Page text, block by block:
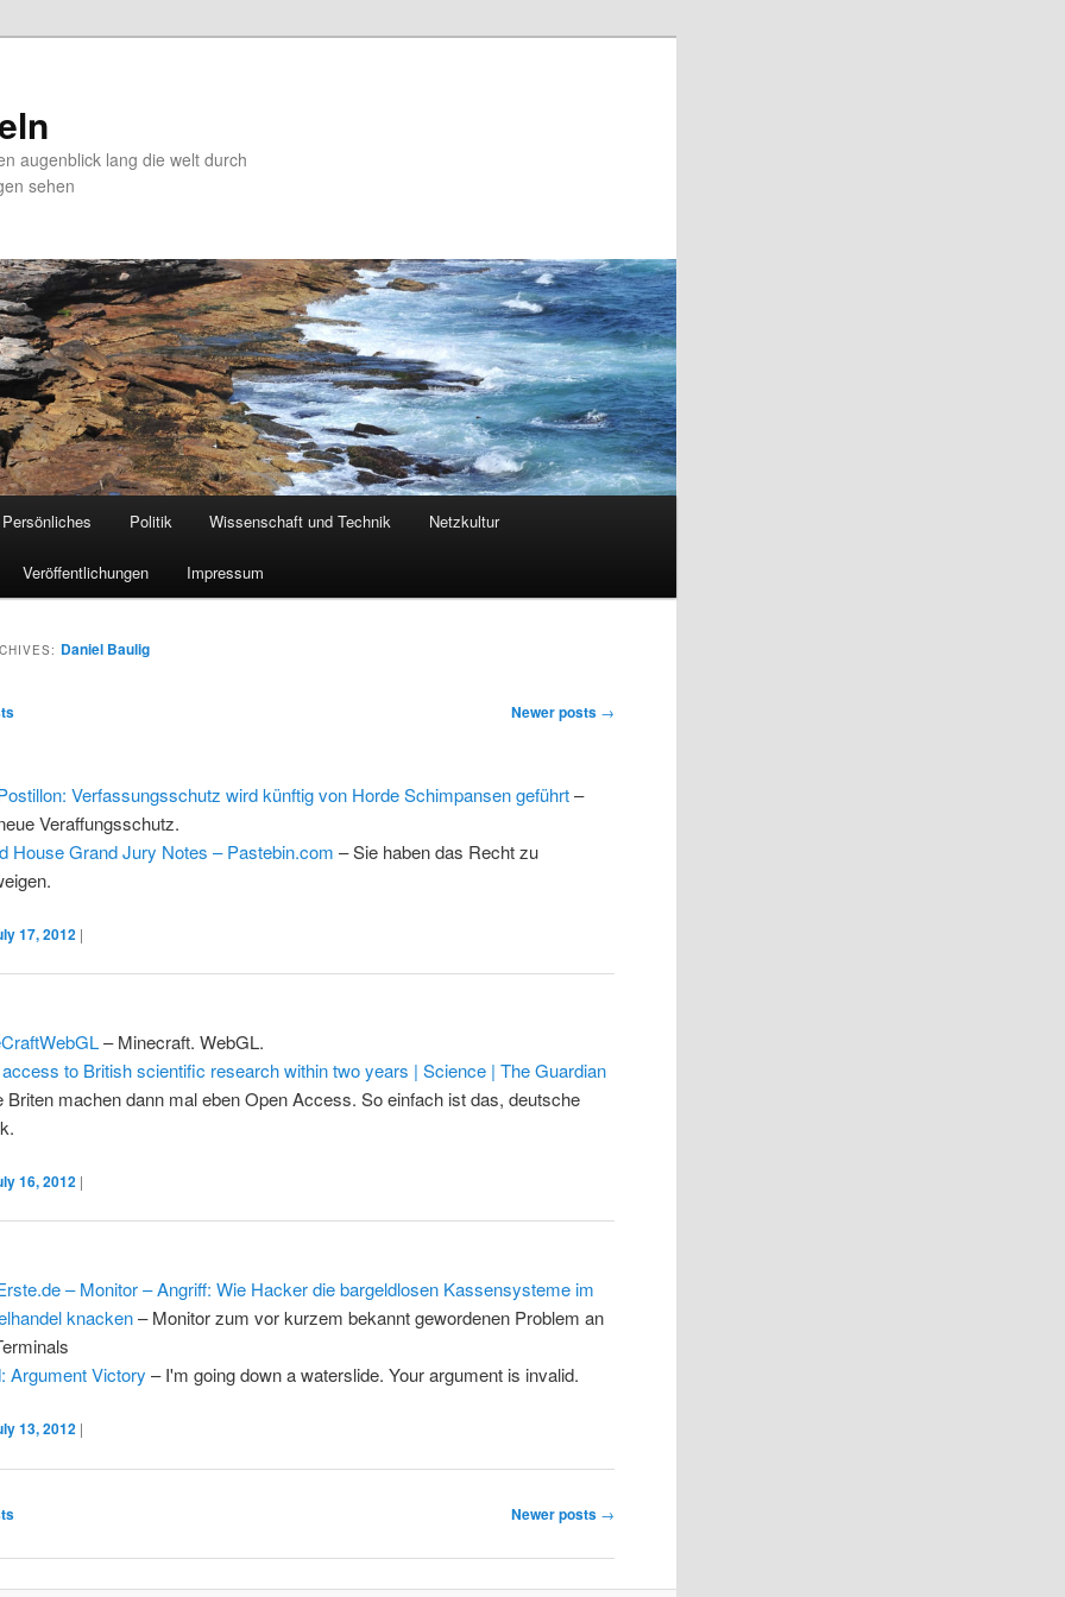
augenblick lang die welt durch
sehen
contentcontent
Persönliches Politik Wissenschaft und Technik Netzkultur
Veröffentlichungen Impressum
Daniel Baulig
Newer posts →
Verfassungsschutz wird künftig von Horde Schimpansen geführt–
Veraffungsschutz.
House Grand Jury Notes – Pastebin.com – Sie haben das Recht zu
17, 2012 |
– Minecraft. WebGL.
access to British scientific research within two years | Science | The Guardian
Briten machen dann mal eben Open Access. So einfach ist das, deutsche
16, 2012 |
– Monitor – Angriff: Wie Hacker die bargeldlosen Kassensysteme im
knacken– Monitor zum vor kurzem bekannt gewordenen Problem an
Argument Victory – I'm going down a waterslide. Your argument is invalid.
13, 2012 |
Newer posts →